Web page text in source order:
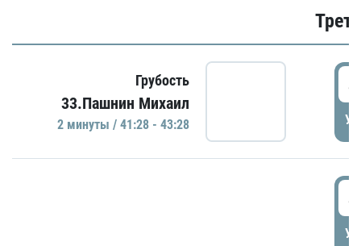
Грубость
33.Пашнин Михаил
2 минуты / 41:28 - 43:28